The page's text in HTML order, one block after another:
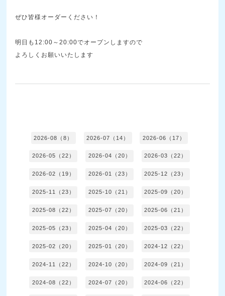
ぜひ皆様オーダーください！
明日も12:00～20:00でオープンしますので
よろしくお願いいたします
2026-08（8） 2026-07（14） 2026-06（17）
2026-05（22） 2026-04（20） 2026-03（22）
2026-02（19） 2026-01（23） 2025-12（23）
2025-11（23） 2025-10（21） 2025-09（20）
2025-08（22） 2025-07（20） 2025-06（21）
2025-05（23） 2025-04（20） 2025-03（22）
2025-02（20） 2025-01（20） 2024-12（22）
2024-11（22） 2024-10（20） 2024-09（21）
2024-08（22） 2024-07（20） 2024-06（22）